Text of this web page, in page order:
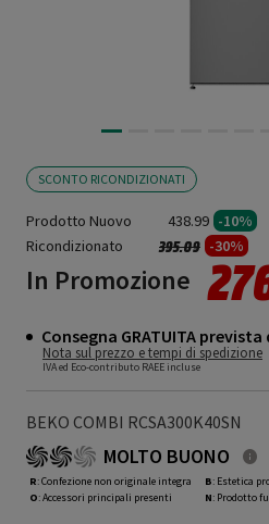
SCONTO RICONDIZIONATI
Prodotto Nuovo 438.99 -10%
Ricondizionato
Prezzo ridotto da
395.09a -30%
In Promozione
Consegna GRATUITA
Nota sul prezzo e tempi di spedizione
IVA ed Eco-contributo RAEE incluse
BEKO COMBI RCSA300K40SN
MOLTO BUONO
R: Confezione non originale integra
O: Accessori principali presenti
B: Estetica
N: Prodotto